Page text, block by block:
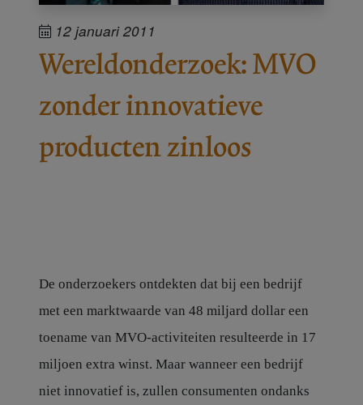
12 januari 2011
Wereldonderzoek: MVO
zonder innovatieve
producten zinloos
De onderzoekers ontdekten dat bij een bedrijf
met een marktwaarde van 48 miljard dollar een
toename van MVO-activiteiten resulteerde in 17
miljoen extra winst. Maar wanneer een bedrijf
niet innovatief is, zullen consumenten ondanks